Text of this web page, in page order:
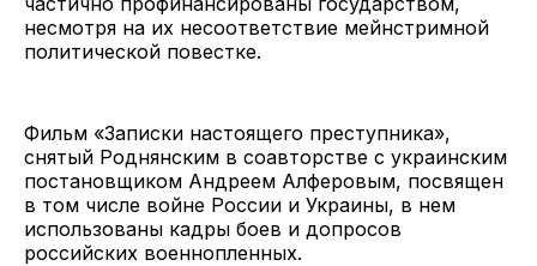
несмотря на их несоответствие мейнстримной
политической повестке.
Фильм «Записки настоящего преступника»,
снятый Роднянским в соавторстве с украинским
постановщиком Андреем Алферовым, посвящен
в том числе войне России и Украины, в нем
использованы кадры боев и допросов
российских военнопленных.